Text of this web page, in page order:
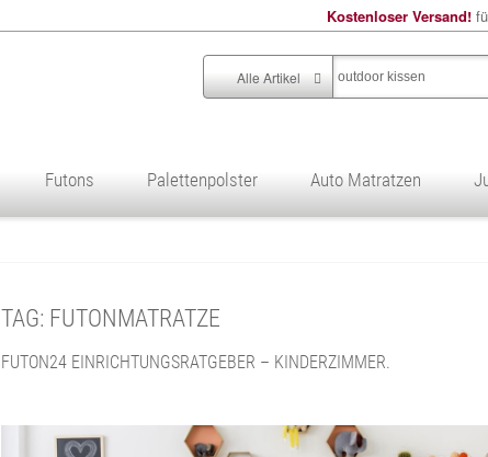
Kostenloser Versand!
Alle Artikel
Futons Palettenpolster Auto Matratzen
TAG: FUTONMATRATZE
FUTON24 EINRICHTUNGSRATGEBER – KINDERZIMMER.